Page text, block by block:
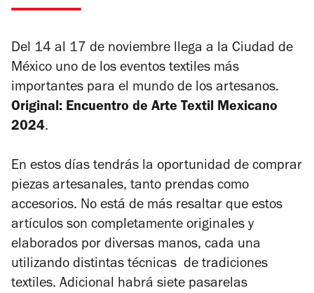
Del 14 al 17 de noviembre llega a la Ciudad de
México uno de los eventos textiles más
importantes para el mundo de los artesanos.
Original: Encuentro de Arte Textil Mexicano
2024.
En estos días tendrás la oportunidad de comprar
piezas artesanales, tanto prendas como
accesorios. No está de más resaltar que estos
artículos son completamente originales y
elaborados por diversas manos, cada una
utilizando distintas técnicas de tradiciones
textiles. Adicional habrá siete pasarelas